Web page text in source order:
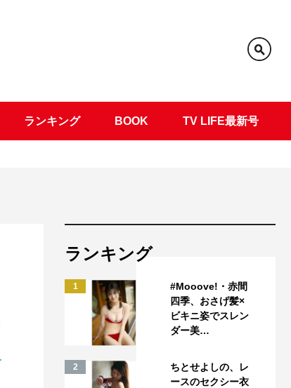
ランキング BOOK TV LIFE最新号
ランキング
1
#Mooove!・赤間
四季、おさげ髪×
ビキニ姿でスレン
ダー美…
2
ちとせよしの、レ
ースのセクシー衣